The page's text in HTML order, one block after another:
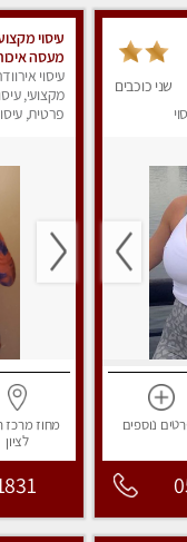
שני כוכבים
נוספים
עיסוי
מעסה
יפה
.........
עיסוי
מקצועי,
פרטית,
מחוז מרכז
לציון